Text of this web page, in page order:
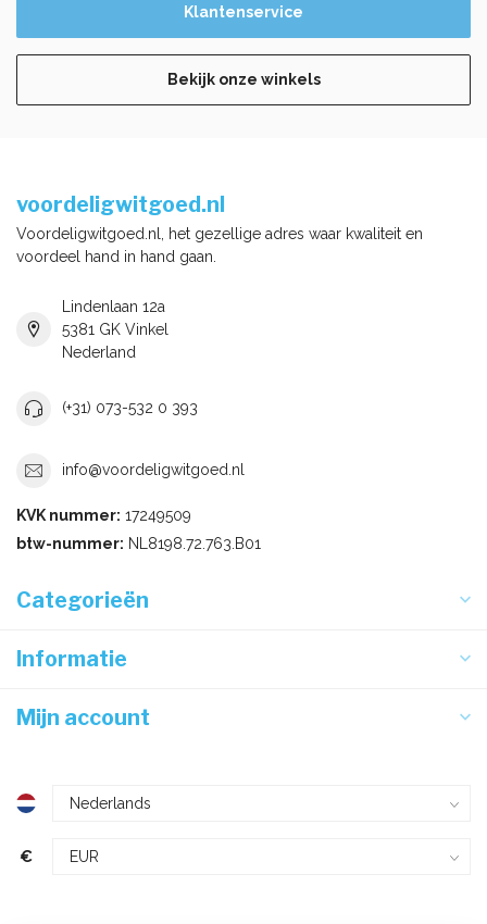
Klantenservice
Bekijk onze winkels
voordeligwitgoed.nl
Voordeligwitgoed.nl, het gezellige adres waar kwaliteit en
voordeel hand in hand gaan.
Lindenlaan 12a
5381 GK Vinkel
Nederland
(+31) 073-532 0 393
info@voordeligwitgoed.nl
KVK nummer: 17249509
btw-nummer: NL8198.72.763.B01
Categorieën
Informatie
Mijn account
€